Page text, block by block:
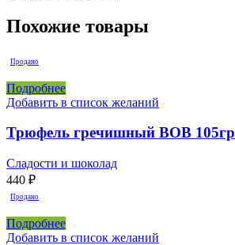
Похожие товары
Продано
Подробнее
Добавить в список желаний
Трюфель гречишный BOB 105гр
Сладости и шоколад
440 ₽
Продано
Подробнее
Добавить в список желаний